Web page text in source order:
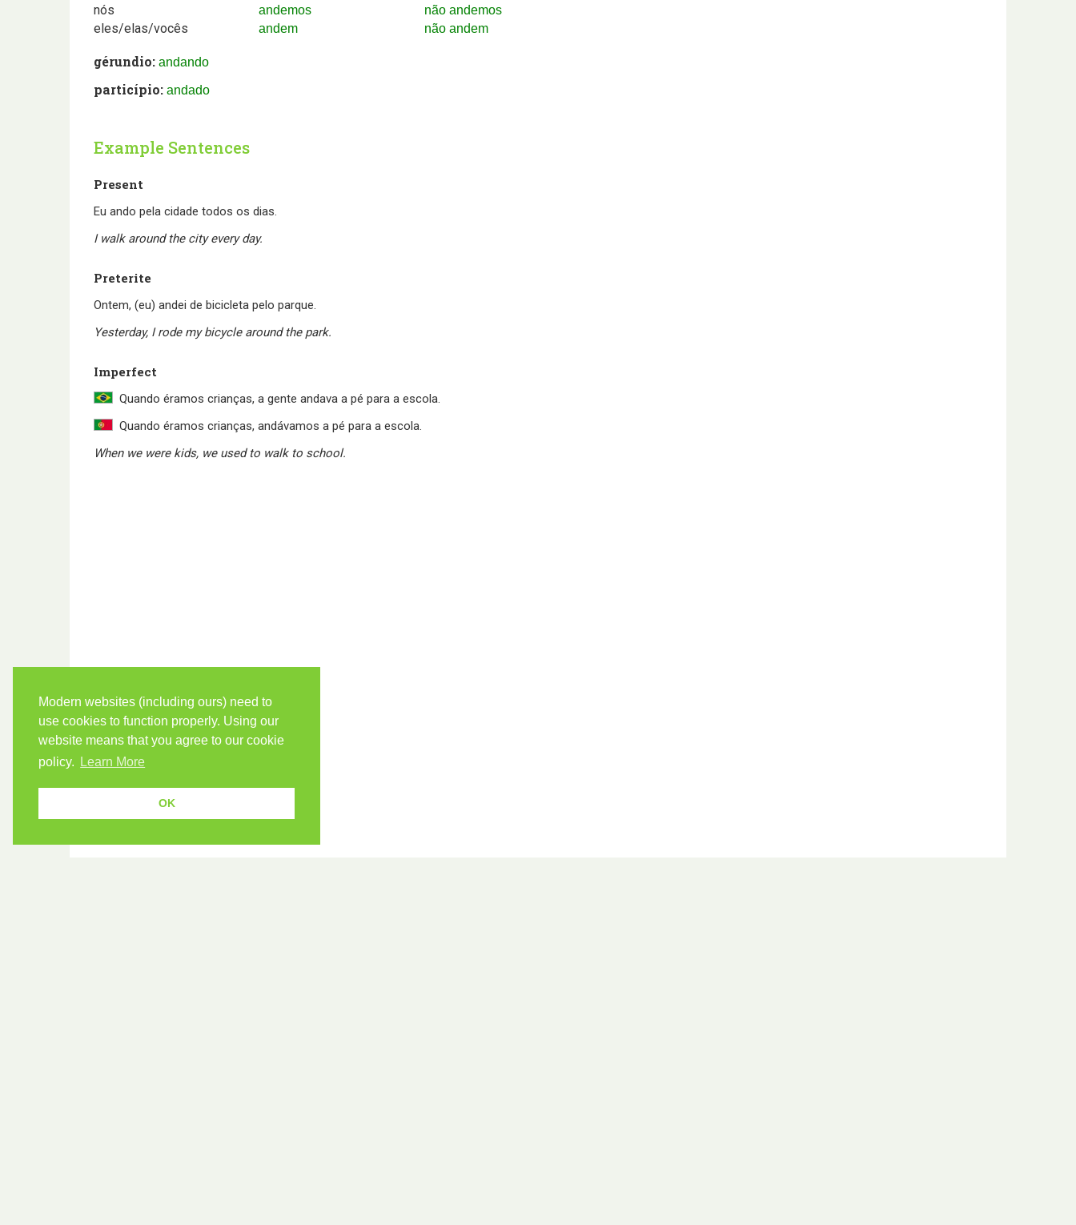
Modern websites (including ours) need to
use cookies to function properly. Using our
website means that you agree to our cookie
policy.
Learn More
OK
nós andemos não andemos
eles/elas/vocês andem não andem
gérundio: andando
particípio: andado
Example Sentences
Present
Eu ando pela cidade todos os dias.
I walk around the city every day.
Preterite
Ontem, (eu) andei de bicicleta pelo parque.
Yesterday, I rode my bicycle around the park.
Imperfect
Quando éramos crianças, a gente andava a pé para a escola.
Quando éramos crianças, andávamos a pé para a escola.
When we were kids, we used to walk to school.